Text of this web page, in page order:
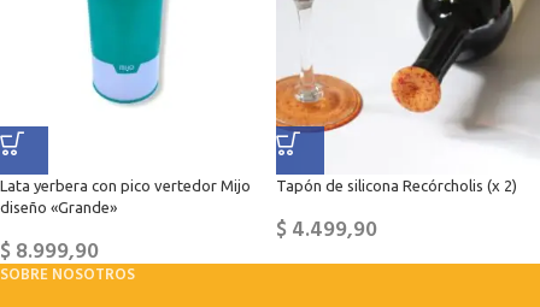
Lata yerbera con pico vertedor Mijo
diseño «Grande»
$8.999,90
Tapón de silicona Recórcholis (x 2)
$4.499,90
SOBRE NOSOTROS